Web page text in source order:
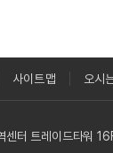
사이트맵 오시
터 트레이드타워